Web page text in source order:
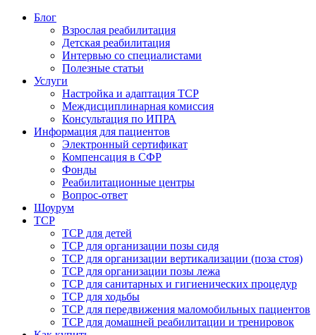
Блог
Взрослая реабилитация
Детская реабилитация
Интервью со специалистами
Полезные статьи
Услуги
Настройка и адаптация ТСР
Междисциплинарная комиссия
Консультация по ИПРА
Информация для пациентов
Электронный сертификат
Компенсация в СФР
Фонды
Реабилитационные центры
Вопрос-ответ
Шоурум
ТСР
ТСР для детей
ТСР для организации позы сидя
ТСР для организации вертикализации (поза стоя)
ТСР для организации позы лежа
ТСР для санитарных и гигиенических процедур
ТСР для ходьбы
ТСР для передвижения маломобильных пациентов
ТСР для домашней реабилитации и тренировок